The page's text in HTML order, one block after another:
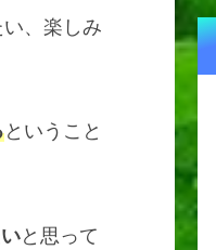
、楽しみ
ということ
と思って